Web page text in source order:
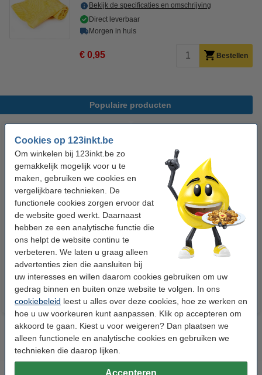
Cookies op 123inkt.be
Om winkelen bij 123inkt.be zo
gemakkelijk mogelijk voor u te
maken, gebruiken we cookies en
vergelijkbare technieken. De
functionele cookies zorgen ervoor dat
de website goed werkt. Daarnaast
hebben ze een analytische functie die
ons helpt de website continu te
verbeteren. We laten u graag alleen
advertenties zien die aansluiten bij
uw interesses en willen daarom cookies gebruiken om uw
gedrag binnen en buiten onze website te volgen. In ons
cookiebeleid leest u alles over deze cookies, hoe ze werken en
hoe u uw voorkeuren kunt aanpassen. Klik op accepteren om
akkoord te gaan. Kiest u voor weigeren? Dan plaatsen we
alleen functionele en analytische cookies en gebruiken we
technieken die daarop lijken.
Accepteren
Bekijk de specificaties en omschrijving
Direct leverbaar
Morgen in huis
€ 0,95 Bestellen
Populaire producten
123accu Xtreme Power MN1500
Penlite AA batterij 24 stuks
€ 14,95
123inkt kopieerpapier 1 pak van
500 vellen A4 - 80 g/m²
€ 7,25 Incl. 21% btw